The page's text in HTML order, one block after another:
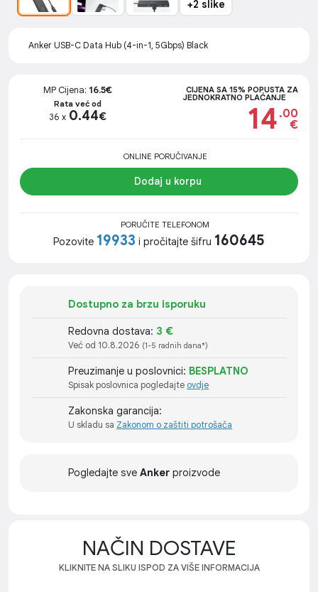
+2 slike
Anker USB-C Data Hub (4-in-1, 5Gbps) Black
MP Cijena: 16.5€
Rata već od
36 x 0.44€
CIJENA SA 15% POPUSTA ZA
JEDNOKRATNO PLAĆANJE
14 .00
€
ONLINE PORUČIVANJE
Dodaj u korpu
PORUČITE TELEFONOM
Pozovite 19933 i pročitajte šifru 160645
Dostupno za brzu isporuku
Redovna dostava: 3 €
Već od 10.8.2026 (1-5 radnih dana*)
Preuzimanje u poslovnici: BESPLATNO
Spisak poslovnica pogledajte ovdje
Zakonska garancija:
U skladu sa Zakonom o zaštiti potrošača
Pogledajte sve Anker proizvode
NAČIN DOSTAVE
KLIKNITE NA SLIKU ISPOD ZA VIŠE INFORMACIJA